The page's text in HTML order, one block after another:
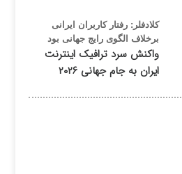
کلادفلر: رفتار کاربران ایرانی
برخلاف الگوی رایج جهانی بود
واکنش سرد ترافیک اینترنت
ایران به جام جهانی ۲۰۲۶